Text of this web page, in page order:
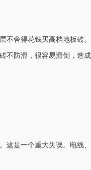
舍得花钱买高档地板砖。
防滑，很容易滑倒，造
是一个重大失误。电线